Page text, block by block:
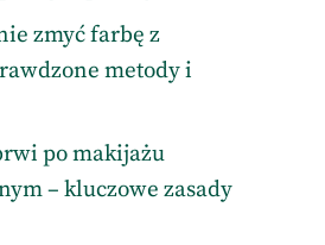
zmyć farbę z
metody i
po makijażu
– kluczowe zasady